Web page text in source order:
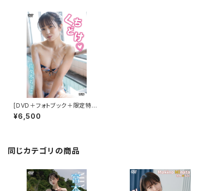
[DVD＋フォトブック＋限定特典
付き] 佐々木ちょこ／くちどけ
¥6,500
同じカテゴリの商品